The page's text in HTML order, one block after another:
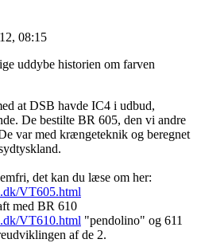
08:15
uddybe historien om farven
at DSB havde IC4 i udbud,
De bestilte BR 605, den vi andre
var med krængeteknik og beregnet
det kan du læse om her:
VT605.html
med BR 610
VT610.html "pendolino" og 611
af de 2.